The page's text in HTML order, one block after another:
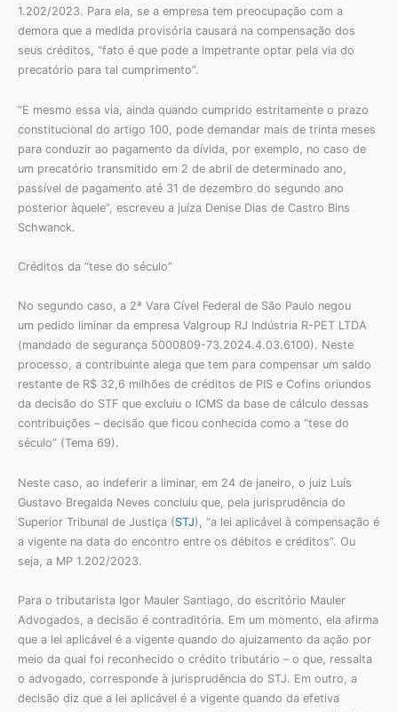
1.202/2023. Para ela, se a empresa tem preocupação com a
demora que a medida provisória causará na compensação dos
seus créditos, “fato é que pode a impetrante optar pela via do
precatório para tal cumprimento”.
“E mesmo essa via, ainda quando cumprido estritamente o prazo
constitucional do artigo 100, pode demandar mais de trinta meses
para conduzir ao pagamento da dívida, por exemplo, no caso de
um precatório transmitido em 2 de abril de determinado ano,
passível de pagamento até 31 de dezembro do segundo ano
posterior àquele”, escreveu a juíza Denise Dias de Castro Bins
Schwanck.
Créditos da “tese do século”
No segundo caso, a 2ª Vara Cível Federal de São Paulo negou
um pedido liminar da empresa Valgroup RJ Indústria R-PET LTDA
(mandado de segurança 5000809-73.2024.4.03.6100). Neste
processo, a contribuinte alega que tem para compensar um saldo
restante de R$ 32,6 milhões de créditos de PIS e Cofins oriundos
da decisão do STF que excluiu o ICMS da base de cálculo dessas
contribuições – decisão que ficou conhecida como a “tese do
século” (Tema 69).
Neste caso, ao indeferir a liminar, em 24 de janeiro, o juiz Luís
Gustavo Bregalda Neves concluiu que, pela jurisprudência do
Superior Tribunal de Justiça (STJ), “a lei aplicável à compensação é
a vigente na data do encontro entre os débitos e créditos”. Ou
seja, a MP 1.202/2023.
Para o tributarista Igor Mauler Santiago, do escritório Mauler
Advogados, a decisão é contraditória. Em um momento, ela afirma
que a lei aplicável é a vigente quando do ajuizamento da ação por
meio da qual foi reconhecido o crédito tributário – o que, ressalta
o advogado, corresponde à jurisprudência do STJ. Em outro, a
decisão diz que a lei aplicável é a vigente quando da efetiva